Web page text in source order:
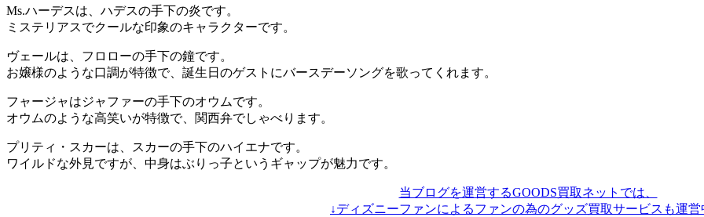
Ms.ハーデスは、ハデスの手下の炎です。
ミステリアスでクールな印象のキャラクターです。
ヴェールは、フロローの手下の鐘です。
お嬢様のような口調が特徴で、誕生日のゲストにバースデーソングを歌ってくれます。
フャージャはジャファーの手下のオウムです。
オウムのような高笑いが特徴で、関西弁でしゃべります。
プリティ・スカーは、スカーの手下のハイエナです。
ワイルドな外見ですが、中身はぶりっ子というギャップが魅力です。
当ブログを運営するGOODS買取ネットでは、
↓ディズニーファンによるファンの為のグッズ買取サービスも運営